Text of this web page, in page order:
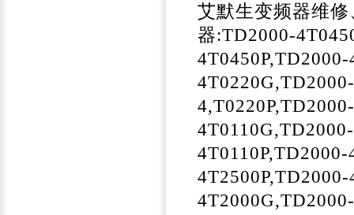
艾默生变频器维
器:TD2000-